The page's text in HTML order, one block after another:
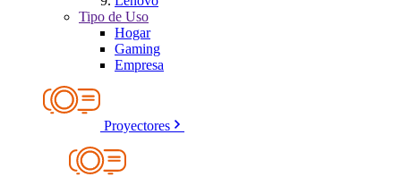
Tipo de Uso
Hogar
Gaming
Empresa
Proyectores